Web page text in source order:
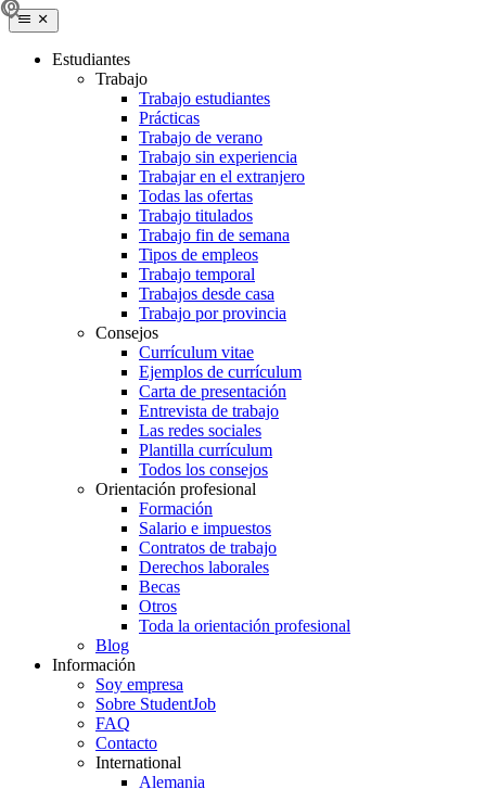
Estudiantes
Trabajo
Trabajo estudiantes
Prácticas
Trabajo de verano
Trabajo sin experiencia
Trabajar en el extranjero
Todas las ofertas
Trabajo titulados
Trabajo fin de semana
Tipos de empleos
Trabajo temporal
Trabajos desde casa
Trabajo por provincia
Consejos
Currículum vitae
Ejemplos de currículum
Carta de presentación
Entrevista de trabajo
Las redes sociales
Plantilla currículum
Todos los consejos
Orientación profesional
Formación
Salario e impuestos
Contratos de trabajo
Derechos laborales
Becas
Otros
Toda la orientación profesional
Blog
Información
Soy empresa
Sobre StudentJob
FAQ
Contacto
International
Alemania